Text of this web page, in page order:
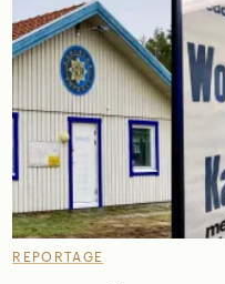
REPORTAGE